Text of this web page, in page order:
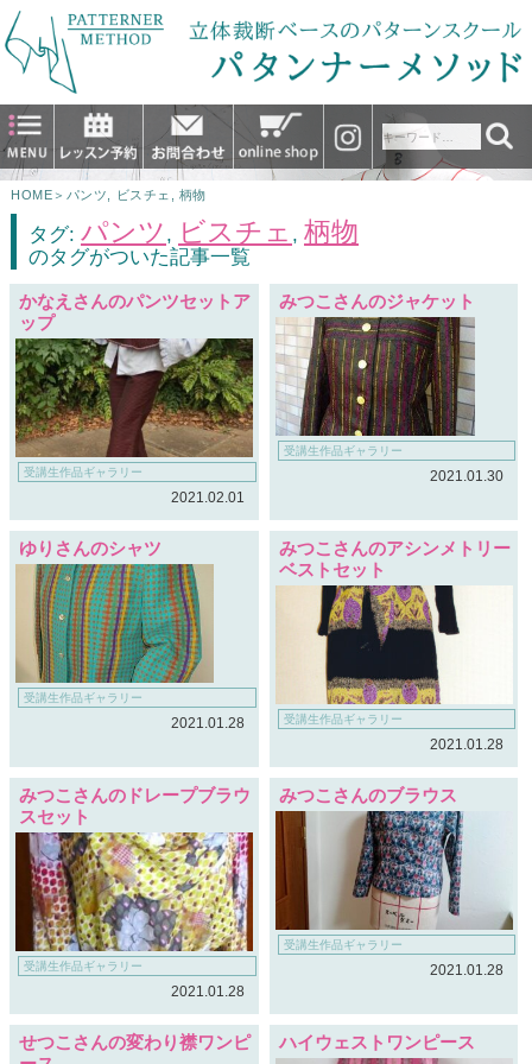
HOME ＞ パンツ ビスチェ 柄物
タグ: パンツ , ビスチェ , 柄物
のタグがついた記事一覧
かなえさんのパンツセットア
ップ
受講生作品ギャラリー
2021.02.01
みつこさんのジャケット
受講生作品ギャラリー
2021.01.30
ゆりさんのシャツ
受講生作品ギャラリー
2021.01.28
みつこさんのアシンメトリー
ベストセット
受講生作品ギャラリー
2021.01.28
みつこさんのドレープブラウ
スセット
受講生作品ギャラリー
2021.01.28
みつこさんのブラウス
受講生作品ギャラリー
2021.01.28
せつこさんの変わり襟ワンピ
ハイウェストワンピース